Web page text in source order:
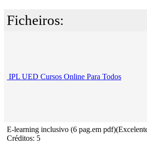
Ficheiros:
IPL UED Cursos Online Para Todos
E-learning inclusivo (6 pag.em
Créditos: 5